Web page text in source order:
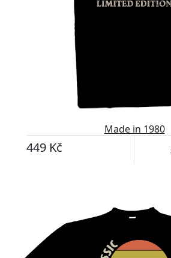
Made in 1980
449 Kč